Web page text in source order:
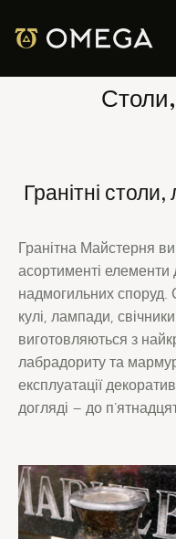
Гранітні
Гранітна Майстерня
асортименті елементи
надмогильних споруд.
кулі, лампади,
виготовляються з
лабрадориту та
експлуатації
догляді – до